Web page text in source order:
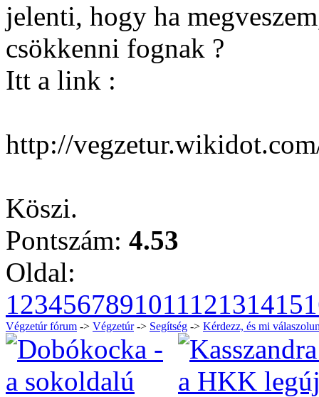
jelenti, hogy ha
csökkenni fognak ?
Itt a link :
http://
Köszi.
Pontszám: 4.53
Oldal:
123456789101112131415
Végzetúr fórum -> Végzetúr-> Segítség -> Kérdezz, és mi